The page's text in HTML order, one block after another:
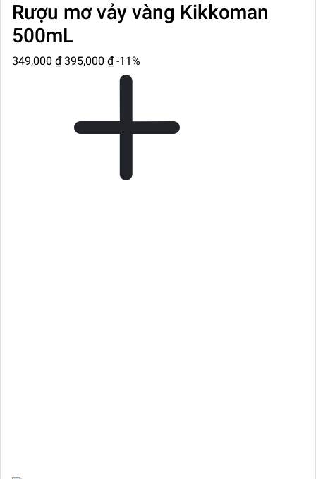
Rượu mơ vảy vàng Kikkoman
500mL
349,000 ₫ 395,000 ₫ -11%